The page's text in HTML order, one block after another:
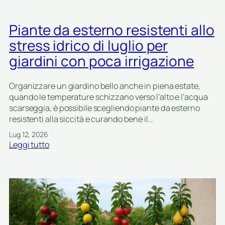
r
a
t
e
i
l
u
g
i
o
,
c
o
t
r
o
e
p
e
e
c
o
n
v
a
a
b
a
s
s
a
m
a
u
n
z
i
o
Piante da esterno resistenti allo
stress idrico di luglio per
giardini con poca irrigazione
Organizzare un giardino bello anche in piena estate,
quando le temperature schizzano verso l’alto e l’acqua
scarseggia, è possibile scegliendo piante da esterno
resistenti alla siccità e curando bene il…
Lug 12, 2026
Leggi tutto:
a
n
t
e
d